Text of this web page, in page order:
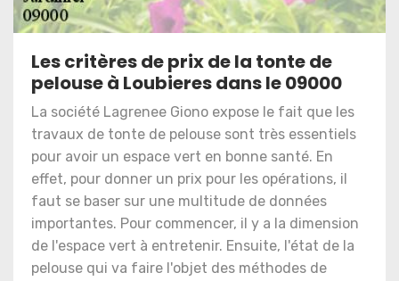
Les critères de prix de la tonte de
pelouse à Loubieres dans le 09000
La société Lagrenee Giono expose le fait que les
travaux de tonte de pelouse sont très essentiels
pour avoir un espace vert en bonne santé. En
effet, pour donner un prix pour les opérations, il
faut se baser sur une multitude de données
importantes. Pour commencer, il y a la dimension
de l'espace vert à entretenir. Ensuite, l'état de la
pelouse qui va faire l'objet des méthodes de